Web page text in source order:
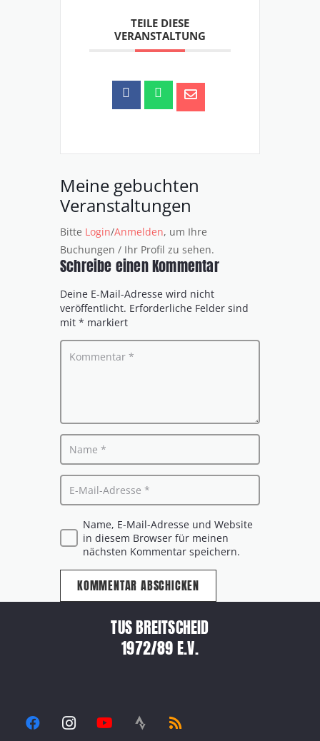
TEILE DIESE
VERANSTALTUNG
Meine gebuchten
Veranstaltungen
Bitte Login/Anmelden, um Ihre
Buchungen / Ihr Profil zu sehen.
Schreibe einen Kommentar
Deine E-Mail-Adresse wird nicht
veröffentlicht. Erforderliche Felder sind
mit * markiert
Name, E-Mail-Adresse und Website
in diesem Browser für meinen
nächsten Kommentar speichern.
KOMMENTAR ABSCHICKEN
TUS BREITSCHEID
1972/89 E.V.